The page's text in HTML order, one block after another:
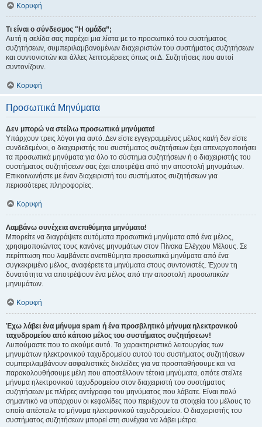
Κορυφή
Τι είναι ο σύνδεσμος "Η ομάδα”;
Αυτή η σελίδα σας παρέχει μια λίστα με το προσωπικό του συστήματος
συζητήσεων, συμπεριλαμβανομένων διαχειριστών του συστήματος συζητήσεων
και συντονιστών και άλλες λεπτομέρειες όπως οι Δ. Συζητήσεις που αυτοί
συντονίζουν.
Κορυφή
Προσωπικά Μηνύματα
Δεν μπορώ να στείλω προσωπικά μηνύματα!
Υπάρχουν τρεις λόγοι για αυτό. Δεν είστε εγγεγραμμένος μέλος και/ή δεν είστε
συνδεδεμένοι, ο διαχειριστής του συστήματος συζητήσεων έχει απενεργοποιήσει
τα προσωπικά μηνύματα για όλο το σύστημα συζητήσεων ή ο διαχειριστής του
συστήματος συζητήσεων σας έχει αποτρέψει από την αποστολή μηνυμάτων.
Επικοινωνήστε με έναν διαχειριστή του συστήματος συζητήσεων για
περισσότερες πληροφορίες.
Κορυφή
Λαμβάνω συνέχεια ανεπιθύμητα μηνύματα!
Μπορείτε να διαγράψετε αυτόματα προσωπικά μηνύματα από ένα μέλος,
χρησιμοποιώντας τους κανόνες μηνυμάτων στον Πίνακα Ελέγχου Μέλους. Σε
περίπτωση που λαμβάνετε ανεπιθύμητα προσωπικά μηνύματα από ένα
συγκεκριμένο μέλος, αναφέρετε τα μηνύματα στους συντονιστές. Έχουν τη
δυνατότητα να αποτρέψουν ένα μέλος από την αποστολή προσωπικών
μηνυμάτων.
Κορυφή
Έχω λάβει ένα μήνυμα spam ή ένα προσβλητικό μήνυμα ηλεκτρονικού
ταχυδρομείου από κάποιο μέλος του συστήματος συζητήσεων!
Λυπούμαστε που το ακούμε αυτό. Το χαρακτηριστικό λειτουργίας των
μηνυμάτων ηλεκτρονικού ταχυδρομείου αυτού του συστήματος συζητήσεων
συμπεριλαμβάνουν ασφαλιστικές δικλείδες για να προσπαθήσουμε και να
παρακολουθήσουμε μέλη που αποστέλλουν τέτοια μηνύματα, οπότε στείλτε
μήνυμα ηλεκτρονικού ταχυδρομείου στον διαχειριστή του συστήματος
συζητήσεων με πλήρες αντίγραφο του μηνύματος που λάβατε. Είναι πολύ
σημαντικό να υπάρχουν οι κεφαλίδες που περιέχουν τα στοιχεία του μέλους το
οποίο απέστειλε το μήνυμα ηλεκτρονικού ταχυδρομείου. Ο διαχειριστής του
συστήματος συζητήσεων μπορεί στη συνέχεια να λάβει μέτρα.